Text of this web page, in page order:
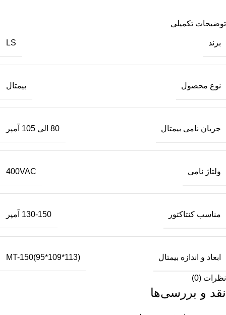
توضیحات تکمیلی
برند LS
نوع محصول بیمتال
جریان نامی بیمتال 80 الی 105 آمپر
ولتاژ نامی 400VAC
مناسب کنتاکتور 130-150 آمپر
ابعاد و اندازه بیمتال MT-150(95*109*113)
نظرات (0)
نقد و بررسی‌ها